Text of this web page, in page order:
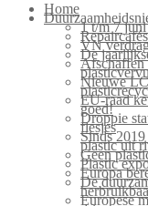
Home
1 t/m 7
VN
De
Afschaffen
Nieuwe
EU-raad
goed!
Droppie
flesjes
Sinds
plastic uit
Geen
Plastic
Europa
De
Europese